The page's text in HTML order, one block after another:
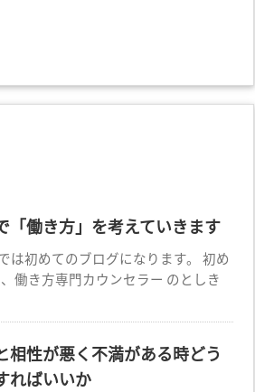
「働き方」を考えていきます
は初めてのブログになります。 初め
働き方専門カウンセラー のとしき
相性が悪く不満がある時どう
ればいいか